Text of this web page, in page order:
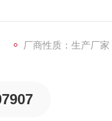
厂商性质：生产厂家